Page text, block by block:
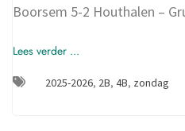
Boorsem 5-2 Houthalen –
Lees verder ...
2025-2026, 2B, 4B, zondag